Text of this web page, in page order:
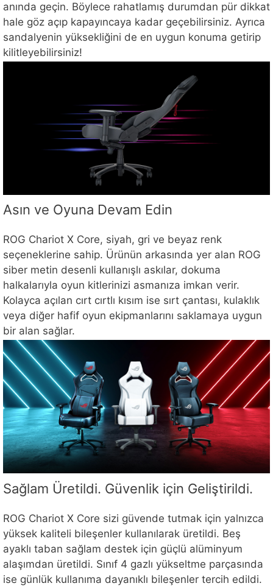
anında geçin. Böylece rahatlamış durumdan pür dikkat
hale göz açıp kapayıncaya kadar geçebilirsiniz. Ayrıca
sandalyenin yüksekliğini de en uygun konuma getirip
kilitleyebilirsiniz!
Asın ve Oyuna Devam Edin
ROG Chariot X Core, siyah, gri ve beyaz renk
seçeneklerine sahip. Ürünün arkasında yer alan ROG
siber metin desenli kullanışlı askılar, dokuma
halkalarıyla oyun kitlerinizi asmanıza imkan verir.
Kolayca açılan cırt cırtlı kısım ise sırt çantası, kulaklık
veya diğer hafif oyun ekipmanlarını saklamaya uygun
bir alan sağlar.
Sağlam Üretildi. Güvenlik için Geliştirildi.
ROG Chariot X Core sizi güvende tutmak için yalnızca
yüksek kaliteli bileşenler kullanılarak üretildi. Beş
ayaklı taban sağlam destek için güçlü alüminyum
alaşımdan üretildi. Sınıf 4 gazlı yükseltme parçasında
ise günlük kullanıma dayanıklı bileşenler tercih edildi.